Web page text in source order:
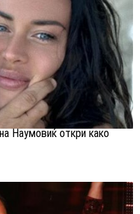
Наумовиќ откри како